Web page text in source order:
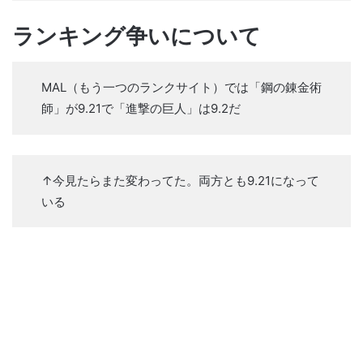
ランキング争いについて
MAL（もう一つのランクサイト）では「鋼の錬金術
師」が9.21で「進撃の巨人」は9.2だ
↑今見たらまた変わってた。両方とも9.21になって
いる